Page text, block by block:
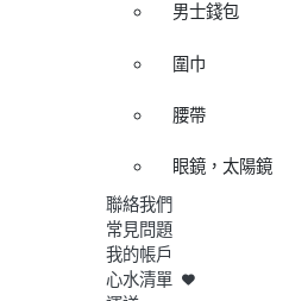
男士錢包
圍巾
腰帶
眼鏡，太陽鏡
聯絡我們
常見問題
我的帳戶
心水清單